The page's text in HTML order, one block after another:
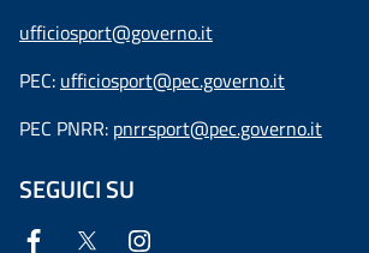
ufficiosport@governo.it
PEC: ufficiosport@pec.governo.it
PEC PNRR: pnrrsport@pec.governo.it
SEGUICI SU